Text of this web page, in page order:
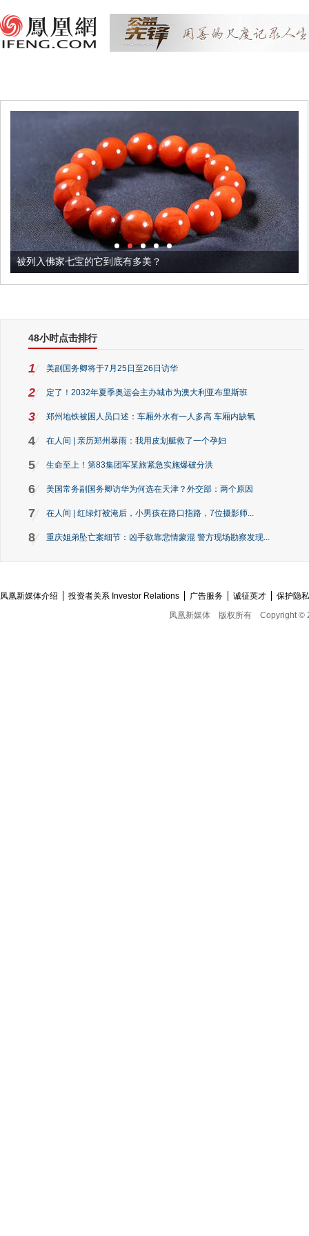
被列入佛家七宝的它到底有多美？
48小时点击排行
1 美副国务卿将于7月25日至26日访华
2 定了！2032年夏季奥运会主办城市为澳大利亚布里斯班
3 郑州地铁被困人员口述：车厢外水有一人多高 车厢内缺氧
4 在人间 | 亲历郑州暴雨：我用皮划艇救了一个孕妇
5 生命至上！第83集团军某旅紧急实施爆破分洪
6 美国常务副国务卿访华为何选在天津？外交部：两个原因
7 在人间 | 红绿灯被淹后，小男孩在路口指路，7位摄影师...
8 重庆姐弟坠亡案细节：凶手欲靠悲情蒙混 警方现场勘察发现...
凤凰新媒体介绍 投资者关系 Investor Relations 广告服务 诚征英才
保护隐
凤凰新媒体
版权所有 Copyright ©